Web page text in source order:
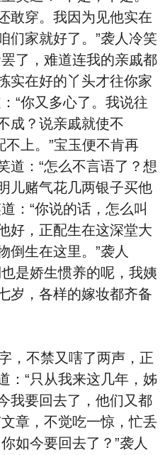
敢穿。我因为见他实在
们家就好了。”袭人冷笑
了，难道连我的亲戚都
实在好的丫头才往你家
“你又多心了。我说往
成？说亲戚就使不
不上。”宝玉便不肯再
道：“怎么不言语了？想
儿赌气花几两银子买他
：“你说的话，怎么叫
好，正配生在这深堂大
倒生在这里。”袭人
是娇生惯养的呢，我姨
岁，各样的嫁妆都齐备
不禁又嗐了两声，正
：“只从我来这几年，姊
我要回去了，他们又都
章，不觉吃一惊，忙丢
如今要回去了？”袭人